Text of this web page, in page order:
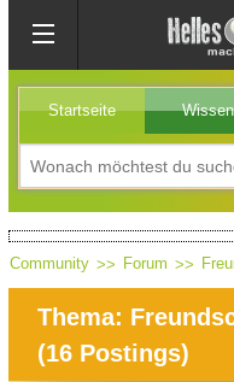
Startseite Wissen
Community Forum
Thema:
(16 Postings)